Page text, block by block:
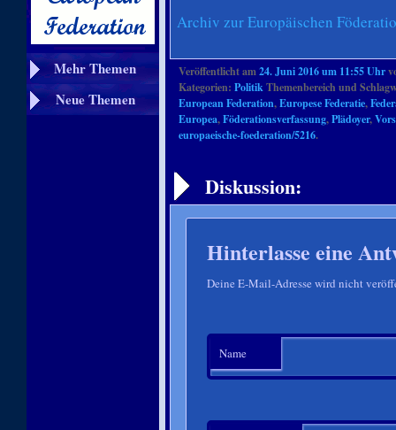
Mehr Themen
Neue Themen
Archiv zur Europäischen
Veröffentlicht am24. Juni 2016 um 11:55 Uhr
Kategorien: PolitikThemenbereich und
European Federation,Europese Federatie,
Europea,Föderationsverfassung,Plädoyer,
europaeische-foederation/5216.
Diskussion:
Hinterlasse eine
Deine E-Mail-Adresse wird nicht
Name